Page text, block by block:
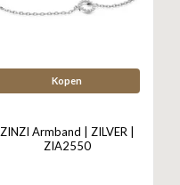
Kopen
ZINZI Armband | ZILVER |
ZIA2550